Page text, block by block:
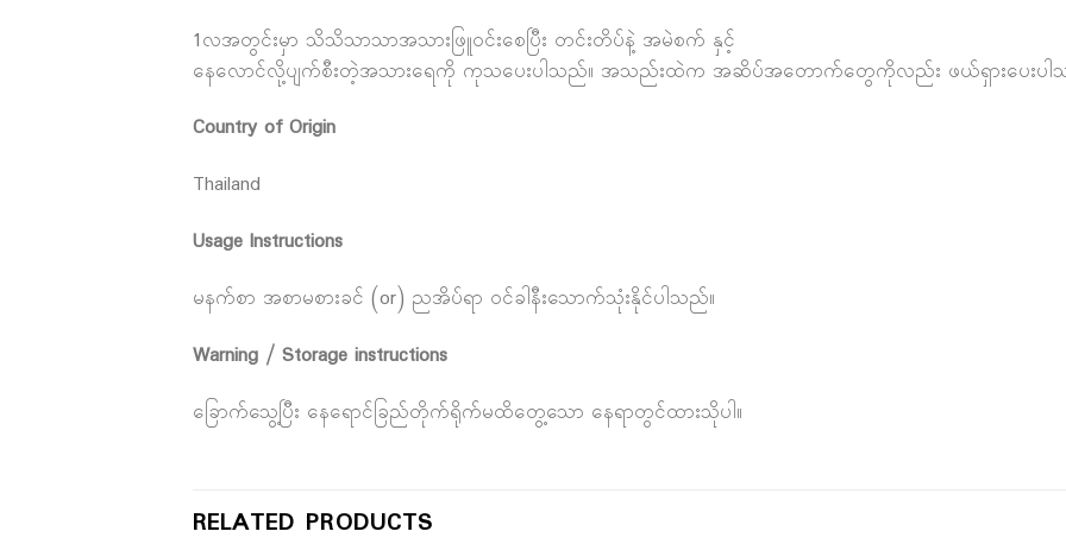
1လအတွင်းမှာ သိသိသာသာအသားဖြူဝင်းစေပြီး တင်းတိပ်နဲ့ အမဲစက် နှင့်
နေလောင်လို့ပျက်စီးတဲ့အသားရေကို ကုသပေးပါသည်။ အသည်းထဲက အဆိပ်အတောက်တွေကိုလည်း ဖယ်ရှားပေးပါ
Country of Origin
Thailand
Usage Instructions
မနက်စာ အစာမစားခင် (or) ညအိပ်ရာ ဝင်ခါနီးသောက်သုံးနိုင်ပါသည်။
Warning / Storage instructions
ခြောက်သွေ့ပြီး နေရောင်ခြည်တိုက်ရိုက်မထိတွေ့သော နေရာတွင်ထားသိုပါ။
RELATED PRODUCTS